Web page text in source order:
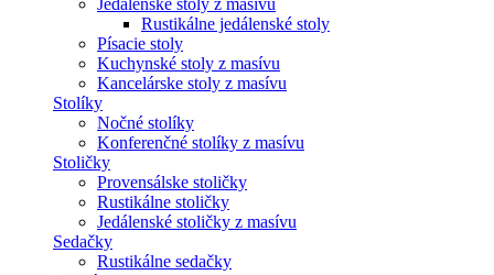
Jedálenské stoly z masívu
Rustikálne jedálenské stoly
Písacie stoly
Kuchynské stoly z masívu
Kancelárske stoly z masívu
Stolíky
Nočné stolíky
Konferenčné stolíky z masívu
Stoličky
Provensálske stoličky
Rustikálne stoličky
Jedálenské stoličky z masívu
Sedačky
Rustikálne sedačky